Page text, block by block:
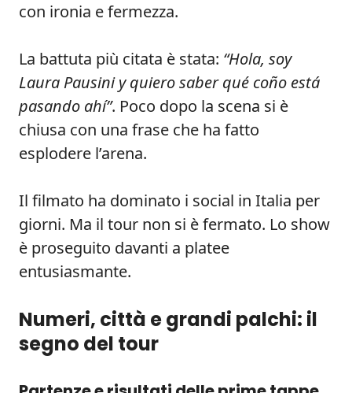
con ironia e fermezza.
La battuta più citata è stata: “Hola, soy
Laura Pausini y quiero saber qué coño está
pasando ahí”. Poco dopo la scena si è
chiusa con una frase che ha fatto
esplodere l’arena.
Il filmato ha dominato i social in Italia per
giorni. Ma il tour non si è fermato. Lo show
è proseguito davanti a platee
entusiasmante.
Numeri, città e grandi palchi: il
segno del tour